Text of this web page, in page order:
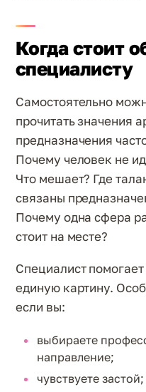
Когда стоит
специалисту
Самостоятельно
прочитать значения
предназначения
Почему человек не
Что мешает? Где
связаны
Почему одна сфера
стоит на месте?
Специалист
единую картину.
если вы:
выбираете
направление;
чувствуете застой;